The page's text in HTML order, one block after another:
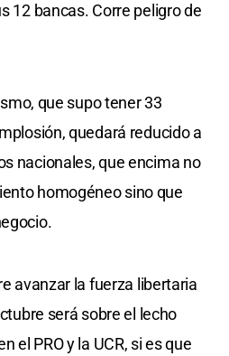
12 bancas. Corre peligro de
que supo tener 33
quedará reducido a
nacionales, que encima no
homogéneo sino que
avanzar la fuerza libertaria
será sobre el lecho
el PRO y la UCR, si es que